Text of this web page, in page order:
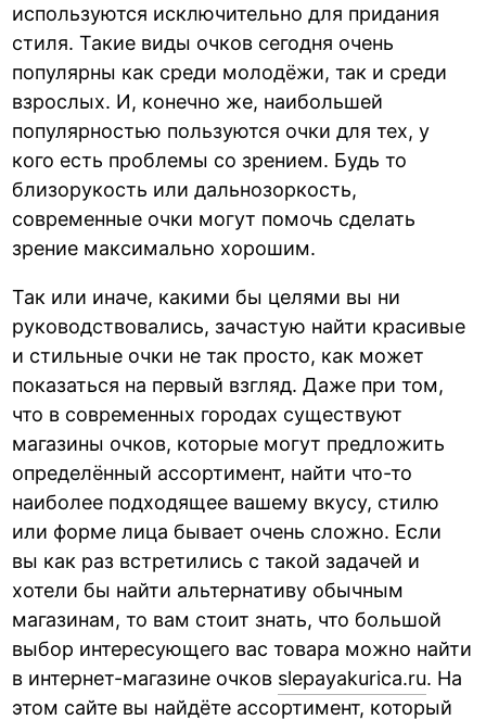
используются исключительно для придания
стиля. Такие виды очков сегодня очень
популярны как среди молодёжи, так и среди
взрослых. И, конечно же, наибольшей
популярностью пользуются очки для тех, у
кого есть проблемы со зрением. Будь то
близорукость или дальнозоркость,
современные очки могут помочь сделать
зрение максимально хорошим.
Так или иначе, какими бы целями вы ни
руководствовались, зачастую найти красивые
и стильные очки не так просто, как может
показаться на первый взгляд. Даже при том,
что в современных городах существуют
магазины очков, которые могут предложить
определённый ассортимент, найти что-то
наиболее подходящее вашему вкусу, стилю
или форме лица бывает очень сложно. Если
вы как раз встретились с такой задачей и
хотели бы найти альтернативу обычным
магазинам, то вам стоит знать, что большой
выбор интересующего вас товара можно найти
в интернет-магазине очков slepayakurica.ru. На
этом сайте вы найдёте ассортимент, который